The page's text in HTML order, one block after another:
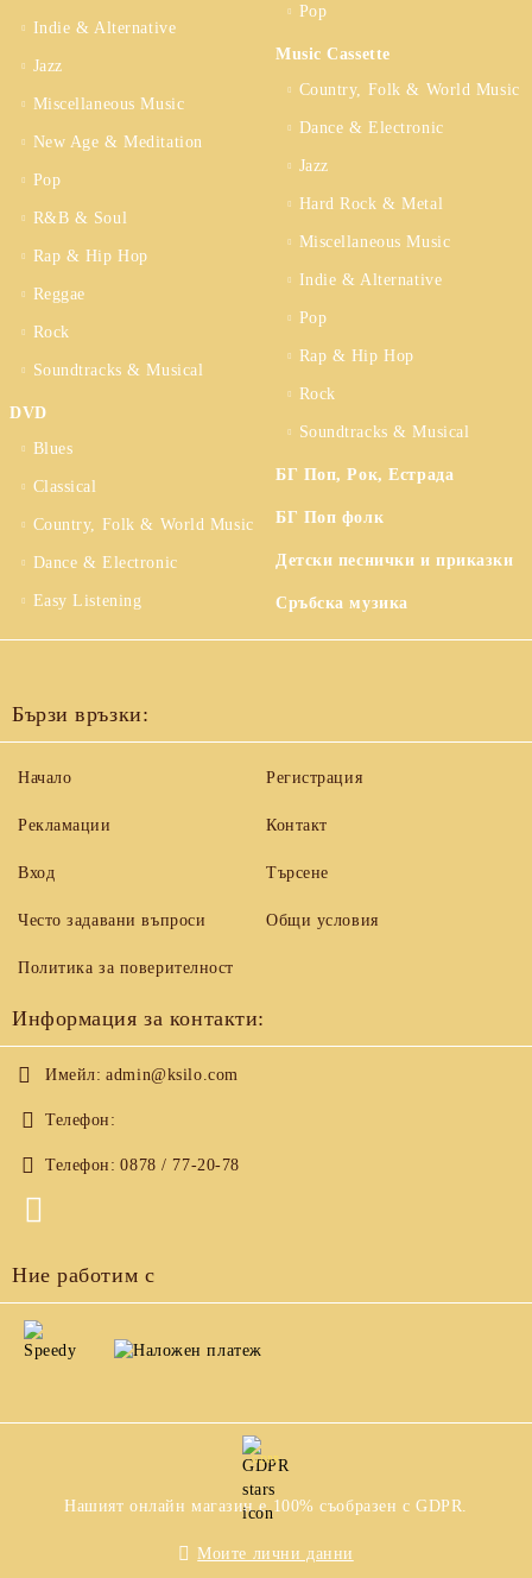
Indie & Alternative
Jazz
Miscellaneous Music
New Age & Meditation
Pop
R&B & Soul
Rap & Hip Hop
Reggae
Rock
Soundtracks & Musical
DVD
Blues
Classical
Country, Folk & World Music
Dance & Electronic
Easy Listening
Pop
Music Cassette
Country, Folk & World Music
Dance & Electronic
Jazz
Hard Rock & Metal
Miscellaneous Music
Indie & Alternative
Pop
Rap & Hip Hop
Rock
Soundtracks & Musical
БГ Поп, Рок, Естрада
БГ Поп фолк
Детски песнички и приказки
Сръбска музика
Бързи връзки:
Начало
Рекламации
Вход
Често задавани въпроси
Регистрация
Контакт
Търсене
Общи условия
Политика за поверителност
Информация за контакти:
Имейл: admin@ksilo.com
Телефон:
Телефон: 0878 / 77-20-78
Ние работим с
GDPR
Нашият онлайн магазин е 100% съобразен с GDPR.
Моите лични данни